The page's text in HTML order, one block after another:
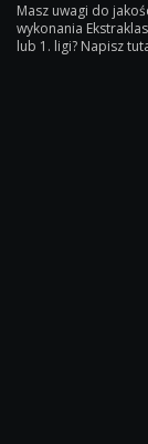
Masz uwagi do
wykonania
lub 1. ligi? Napisz